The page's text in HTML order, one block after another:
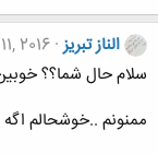
الناز تبریز 2016
سلام حال شما؟؟
ممنونم ..خوشحالم